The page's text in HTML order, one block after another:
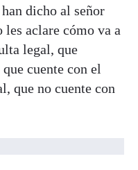
dicho al señor
aclare cómo va a
legal, que
cuente con el
que no cuente con